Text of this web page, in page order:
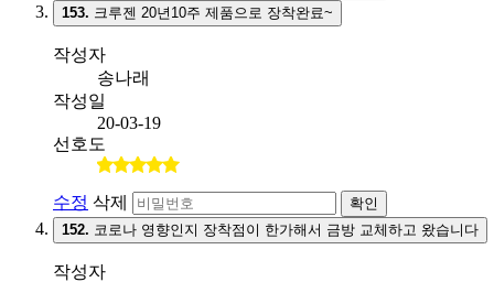
153. 크루젠 20년10주 제품으로 장착완료~
작성자
송나래
작성일
20-03-19
선호도
수정 삭제
확인
152. 코로나 영향인지 장착점이 한가해서 금방 교체하고 왔습니다
작성자